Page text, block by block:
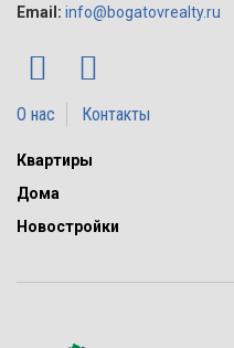
Email: info@bogatovrealty.ru
О нас Контакты
Квартиры
Дома
Новостройки